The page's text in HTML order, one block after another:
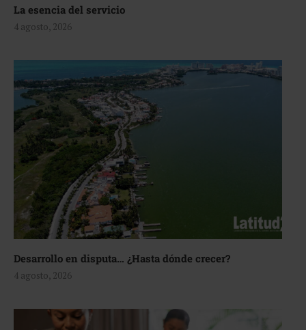
La esencia del servicio
4 agosto, 2026
Desarrollo en disputa… ¿Hasta dónde crecer?
4 agosto, 2026